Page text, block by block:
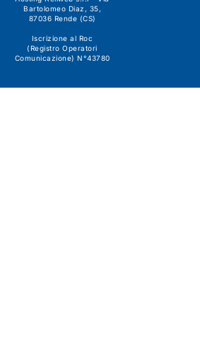
Bartolomeo Diaz, 35,
87036 Rende (CS)
Iscrizione al Roc
(Registro Operatori
Comunicazione) N°43780